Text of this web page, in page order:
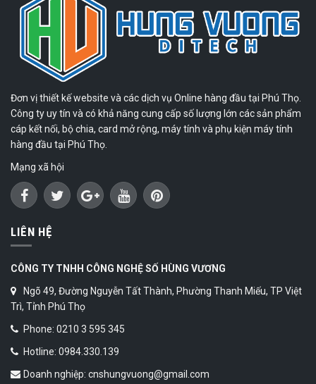
Đơn vị thiết kế website và các dịch vụ Online hàng đầu tại Phú Thọ.
Công ty uy tín và có khả năng cung cấp số lượng lớn các sản phẩm
cáp kết nối, bộ chia, card mở rộng, máy tính và phụ kiện máy tính
hàng đầu tại Phú Thọ.
Mạng xã hội
LIÊN HỆ
CÔNG TY TNHH CÔNG NGHỆ SỐ HÙNG VƯƠNG
Ngõ 49, Đường Nguyễn Tất Thành, Phường Thanh Miếu, TP Việt
Trì, Tỉnh Phú Thọ
Phone: 0210 3 595 345
Hotline: 0984.330.139
Doanh nghiệp: cnshungvuong@gmail.com